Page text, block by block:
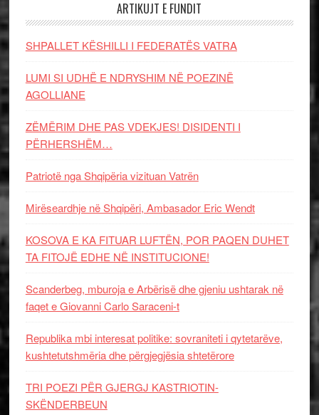
ARTIKUJT E FUNDIT
SHPALLET KËSHILLI I FEDERATËS VATRA
LUMI SI UDHË E NDRYSHIM NË POEZINË
AGOLLIANE
ZËMËRIM DHE PAS VDEKJES! DISIDENTI I
PËRHERSHËM…
Patriotë nga Shqipëria vizituan Vatrën
Mirëseardhje në Shqipëri, Ambasador Eric Wendt
KOSOVA E KA FITUAR LUFTËN, POR PAQEN DUHET
TA FITOJË EDHE NË INSTITUCIONE!
Scanderbeg, mburoja e Arbërisë dhe gjeniu ushtarak në
faqet e Giovanni Carlo Saraceni-t
Republika mbi interesat politike: sovraniteti i qytetarëve,
kushtetutshmëria dhe përgjegjësia shtetërore
TRI POEZI PËR GJERGJ KASTRIOTIN-
SKËNDERBEUN